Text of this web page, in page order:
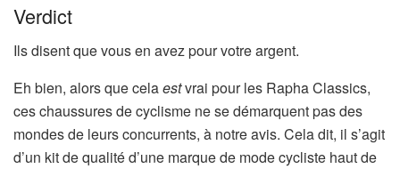
e
Verdict
Ils disent que vous en avez pour votre argent.
Eh bien, alors que celaestvrai pour les Rapha Classics,
ces chaussures de cyclisme ne se démarquent pas des
mondes de leurs concurrents, à notre avis. Cela dit, il s’agit
d’un kit de qualité d’une marque de mode cycliste haut de